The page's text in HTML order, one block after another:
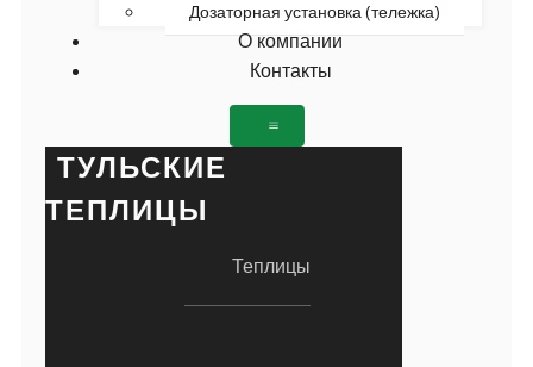
Дозаторная установка (тележка)
О компании
Контакты
ТУЛЬСКИЕ
ТЕПЛИЦЫ
Теплицы